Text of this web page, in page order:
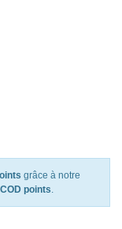
grâce à notre
points.